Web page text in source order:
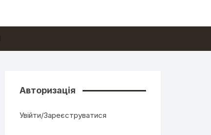
Авторизація
Увійти/Зареєструватися